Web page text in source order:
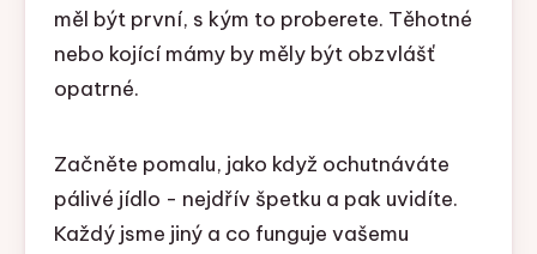
měl být první, s kým to proberete. Těhotné
nebo kojící mámy by měly být obzvlášť
opatrné.
Začněte pomalu, jako když ochutnáváte
pálivé jídlo - nejdřív špetku a pak uvidíte.
Každý jsme jiný a co funguje vašemu